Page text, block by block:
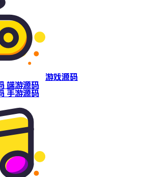
游戏源码
端游源码
手游源码